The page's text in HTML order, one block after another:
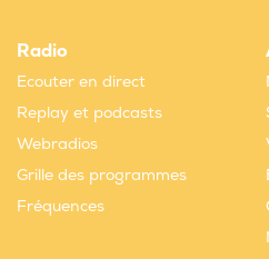
Radio
Ecouter en direct
Replay et podcasts
Webradios
Grille des programmes
Fréquences